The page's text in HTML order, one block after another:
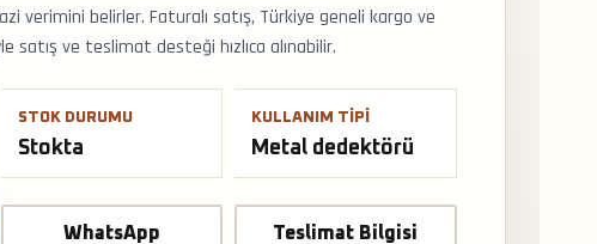
verimini belirler. Faturalı satış, Türkiye geneli kargo ve
ve teslimat desteği hızlıca alınabilir.
STOK DURUMU
Stokta
KULLANIM TIPI
Metal dedektörü
WhatsApp Teslimat Bilgisi